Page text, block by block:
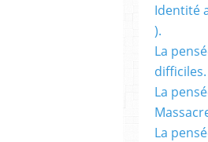
Identité
).
La
difficiles.
La
La